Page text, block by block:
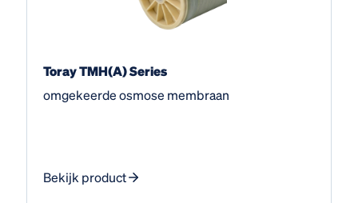
Toray TMH(A) Series
omgekeerde osmose membraan
Bekijk product